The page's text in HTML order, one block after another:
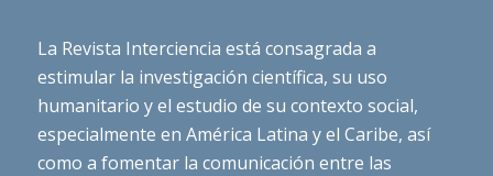
La Revista Interciencia está consagrada a
estimular la investigación científica, su uso
humanitario y el estudio de su contexto social,
especialmente en América Latina y el Caribe, así
como a fomentar la comunicación entre las